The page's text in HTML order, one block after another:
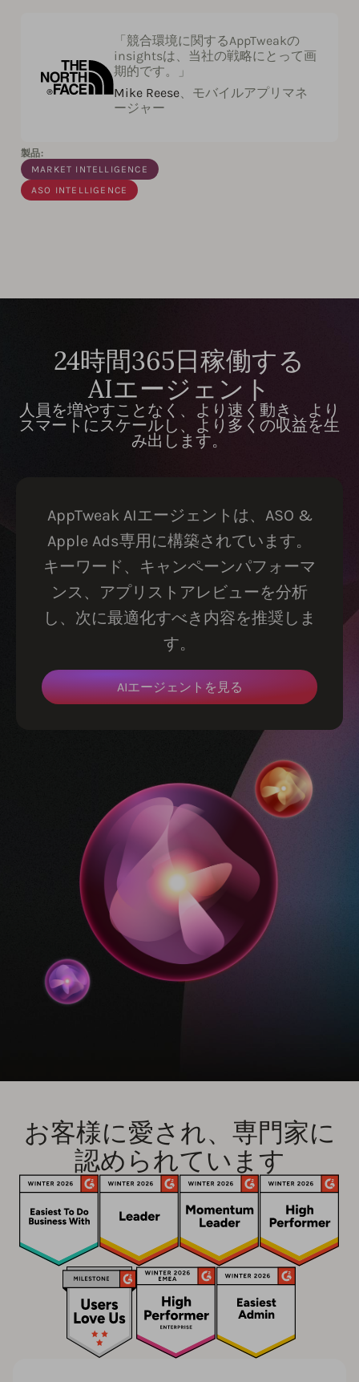
「競合環境に関するAppTweakの
insightsは、当社の戦略にとって画
期的です。」
Mike Reese 、モバイルアプリマネ
ージャー
製品:
MARKET INTELLIGENCE
ASO INTELLIGENCE
24時間365日稼働する
AIエージェント
人員を増やすことなく、より速く動き、より
スマートにスケールし、より多くの収益を生
み出します。
AppTweak AIエージェントは、ASO &
Apple Ads専用に構築されています。
キーワード、キャンペーンパフォーマ
ンス、アプリストアレビューを分析
し、次に最適化すべき内容を推奨しま
す。
AIエージェントを見る
お客様に愛され、専門家に
認められています